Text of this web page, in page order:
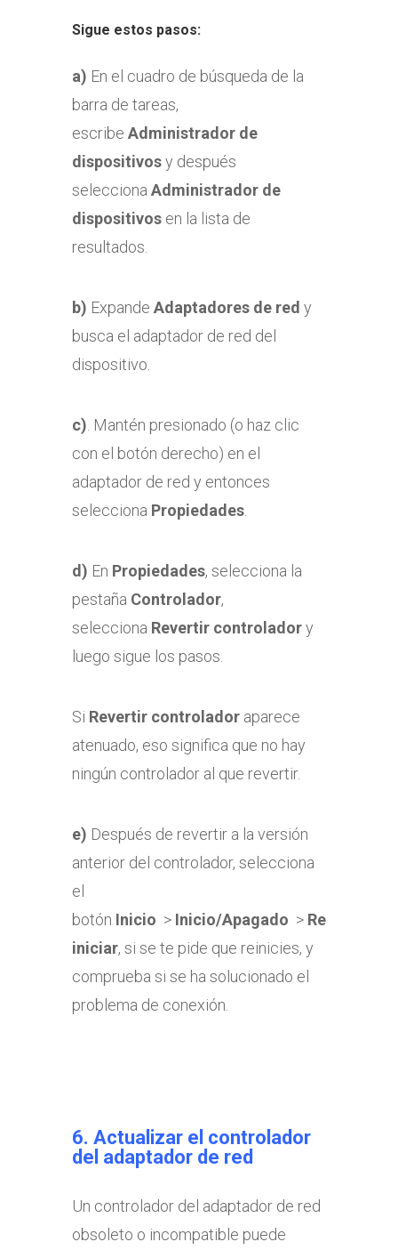
Sigue estos pasos:
a) En el cuadro de búsqueda de la
barra de tareas,
escribe Administrador de
dispositivosy después
selecciona Administrador de
dispositivos en la lista de
resultados.
b) Expande Adaptadores de red y
busca el adaptador de red del
dispositivo.
c) . Mantén presionado (o haz clic
con el botón derecho) en el
adaptador de red y entonces
selecciona Propiedades.
d) En Propiedades, selecciona la
pestaña Controlador,
selecciona Revertir controladory
luego sigue los pasos.
Si Revertir controlador aparece
atenuado, eso significa que no hay
ningún controlador al que revertir.
e) Después de revertir a la versión
anterior del controlador, selecciona
el
botón Inicio > Inicio/Apagado > Re
iniciar, si se te pide que reinicies, y
comprueba si se ha solucionado el
problema de conexión.
6. Actualizar el controlador
del adaptador de red
Un controlador del adaptador de red
obsoleto o incompatible puede